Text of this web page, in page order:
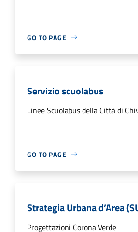
GO TO PAGE
Servizio scuolabus
Linee Scuolabus della Città di
GO TO PAGE
Strategia Urbana d’Area
Progettazioni Corona Verde